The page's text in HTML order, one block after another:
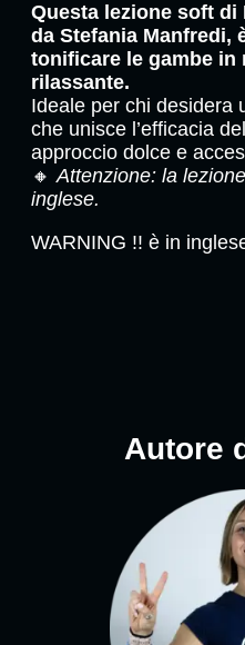
Questa lezione soft
da Stefania Manfredi,
tonificare le gambe in
rilassante.
Ideale per chi desidera
che unisce l’efficacia
approccio dolce e
🔸Attenzione: la
inglese.
WARNING !! è in
Autore